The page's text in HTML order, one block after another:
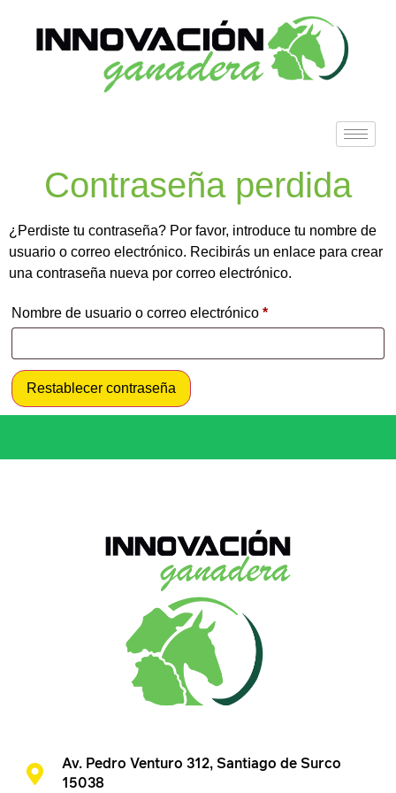
Contraseña perdida
¿Perdiste tu contraseña? Por favor, introduce tu nombre de
usuario o correo electrónico. Recibirás un enlace para crear
una contraseña nueva por correo electrónico.
Nombre de usuario o correo electrónico *
Restablecer contraseña
Av. Pedro Venturo 312, Santiago de Surco
15038